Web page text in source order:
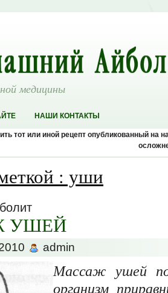
медицины
НАШИ КОНТАКТЫ
тот или иной рецепт опубликованный на
: уши
УШЕЙ
admin
Массаж ушей
организм